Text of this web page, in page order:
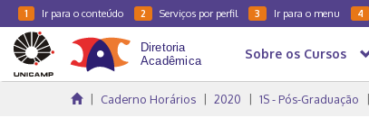
1 Ir para o conteúdo 2 Serviços por perfil 3 Ir para o menu 4
Sobre os Cursos
Caderno Horários 2020 1S - Pós-Graduação